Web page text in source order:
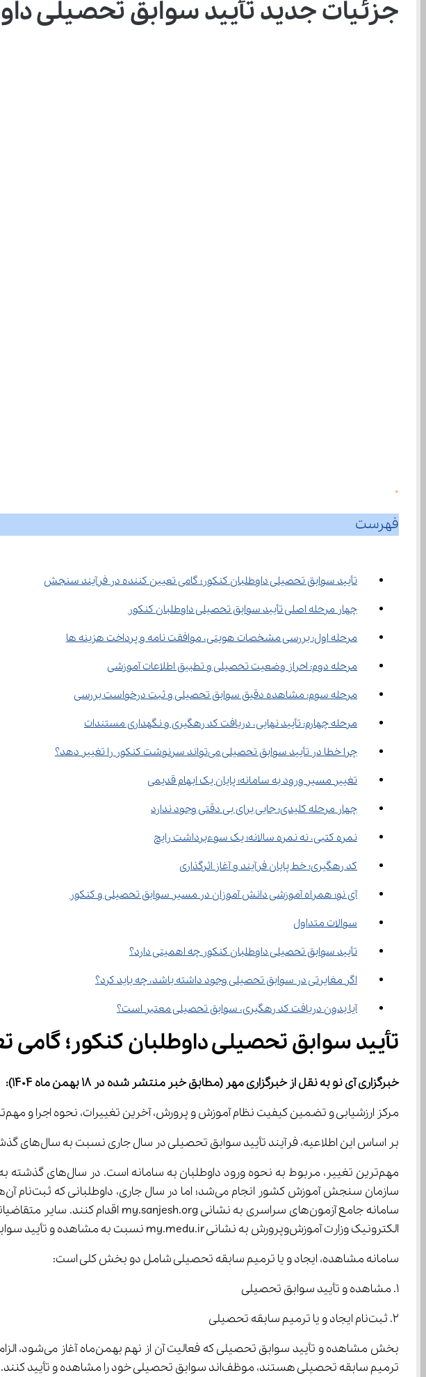
جزئیات جدید تأیید سوابق تحصیلی
0
فهرست
تأیید سوابق تحصیلی داوطلبان کنکور؛ گامی تعیین ‌کننده در فرآیند سنجش
چهار مرحله اصلی تأیید سوابق تحصیلی داوطلبان کنکور
مرحله اول: بررسی مشخصات هویتی، موافقت ‌نامه و پرداخت هزینه‌ ها
مرحله دوم: احراز وضعیت تحصیلی و تطبیق اطلاعات آموزشی
مرحله سوم: مشاهده دقیق سوابق تحصیلی و ثبت درخواست بررسی
مرحله چهارم: تأیید نهایی، دریافت کد رهگیری و نگهداری مستندات
چرا خطا در تأیید سوابق تحصیلی می‌تواند سرنوشت کنکور را تغییر دهد؟
تغییر مسیر ورود به سامانه؛ پایان یک ابهام قدیمی
چهار مرحله کلیدی؛ جایی برای بی‌ دقتی وجود ندارد
نمره کتبی، نه نمره سالانه؛ یک سوءبرداشت رایج
کد رهگیری؛ خط پایان فرآیند و آغاز اثرگذاری
آی ‌نو؛ همراه آموزشی دانش ‌آموزان در مسیر سوابق تحصیلی و کنکور
سوالات متداول
تأیید سوابق تحصیلی داوطلبان کنکور چه اهمیتی دارد؟
اگر مغایرتی در سوابق تحصیلی وجود داشته باشد، چه باید کرد؟
آیا بدون دریافت کد رهگیری، سوابق تحصیلی معتبر است؟
تأیید سوابق تحصیلی داوطلبان کنکور؛ گامی تعیین ‌کننده در
خبرگزاری آی نو به نقل از خبرگزاری مهر (مطابق خبر منتشر شده در ۱۸ بهمنماه 1404)
:
مرکز ارزشیابی و تضمین کیفیت نظام آموزش و پرورش، آخرین تغییرات، نحوه اجرا و مهم‌ترین نکات مربوط به سامانه مشاهده و تأیید سوابق تحصیلی داوطلبان آزمون سراسری را اعلام کرد.
بر اساس این اطلاعیه، فرآیند تأیید سوابق تحصیلی در سال جاری نسبت به سال‌های گذشته با تغییراتی همراه است.
الکترونیک وزارت آموزش‌وپرورش به نشانی my.medu.ir نسبت به مشاهده و تأیید سوابق تحصیلی خود اقدام نمایند.
سامانه مشاهده، ایجاد و یا ترمیم سابقه تحصیلی شامل دو بخش کلی است:
۱. مشاهده و تأیید سوابق تحصیلی
۲. ثبت‌نام ایجاد و یا ترمیم سابقه تحصیلی
ترمیم سابقه تحصیلی هستند، موظف‌اند سوابق تحصیلی خود را مشاهده و تأیید کنند.